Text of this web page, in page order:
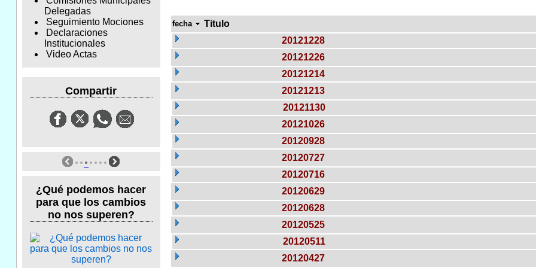
Delegadas
Seguimiento Mociones
Declaraciones
Institucionales
Video Actas
Compartir
¿Qué podemos hacer
para que los cambios
no nos superen?
fecha Titulo
20121228
20121226
20121214
20121213
20121130
20121026
20120928
20120727
20120716
20120629
20120628
20120525
20120511
20120427